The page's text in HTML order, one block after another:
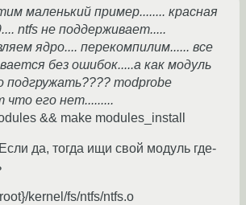
маленький пример........ красная
ntfs не поддерживает.....
ядро.... перекомпилим...... все
без ошибок.....а как модуль
подгружать???? modprobe
что его нет.........
&& make modules_install
да, тогда ищи свой модуль где-
kernel/fs/ntfs/ntfs.o